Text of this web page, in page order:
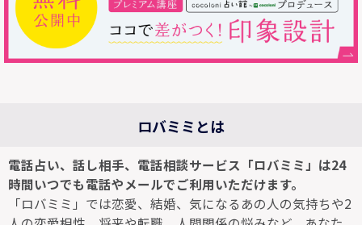
ロバミミとは
電話占い、話し相手、電話相談サービス「ロバミミ」は24
時間いつでも電話やメールでご利用いただけます。
「ロバミミ」では恋愛、結婚、気になるあの人の気持ちや2